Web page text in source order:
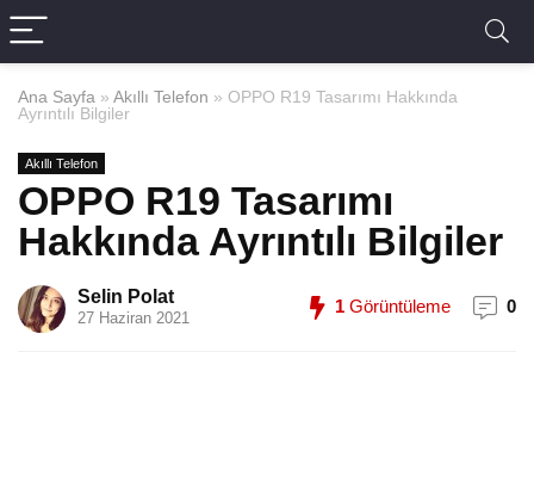
Ana Sayfa » Akıllı Telefon » OPPO R19 Tasarımı Hakkında
Ayrıntılı Bilgiler
Akıllı Telefon
OPPO R19 Tasarımı
Hakkında Ayrıntılı Bilgiler
Selin Polat
27 Haziran 2021
1 Görüntüleme 0